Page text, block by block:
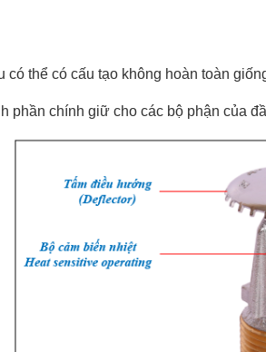
có thể có cấu tạo không hoàn toàn
phần chính giữ cho các bộ phận của